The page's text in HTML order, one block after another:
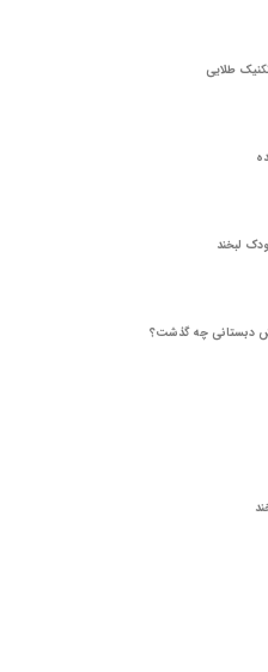
لبخند
دبستانی چه گذشت؟